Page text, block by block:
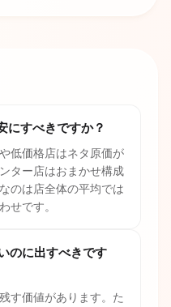
にすべきですか？
低価格店はネタ原価が
ター店はおまかせ構成
のは店全体の平均では
せです。
のに出すべきです
す価値があります。た